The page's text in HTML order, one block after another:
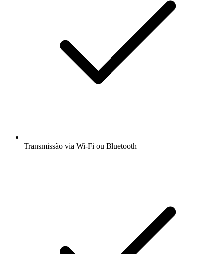
Transmissão via Wi-Fi ou Bluetooth